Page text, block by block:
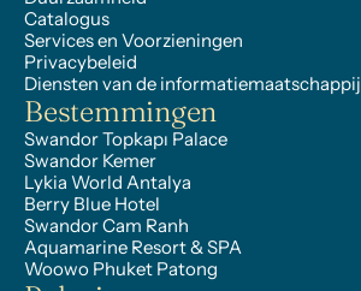
Catalogus
Services en Voorzieningen
Privacybeleid
Diensten van de informatiemaatschappij
Bestemmingen
Swandor Topkapı Palace
Swandor Kemer
Lykia World Antalya
Berry Blue Hotel
Swandor Cam Ranh
Aquamarine Resort & SPA
Woowo Phuket Patong